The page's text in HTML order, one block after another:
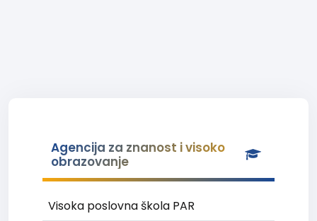
Agencija za znanost i visoko
obrazovanje
Visoka poslovna škola PAR